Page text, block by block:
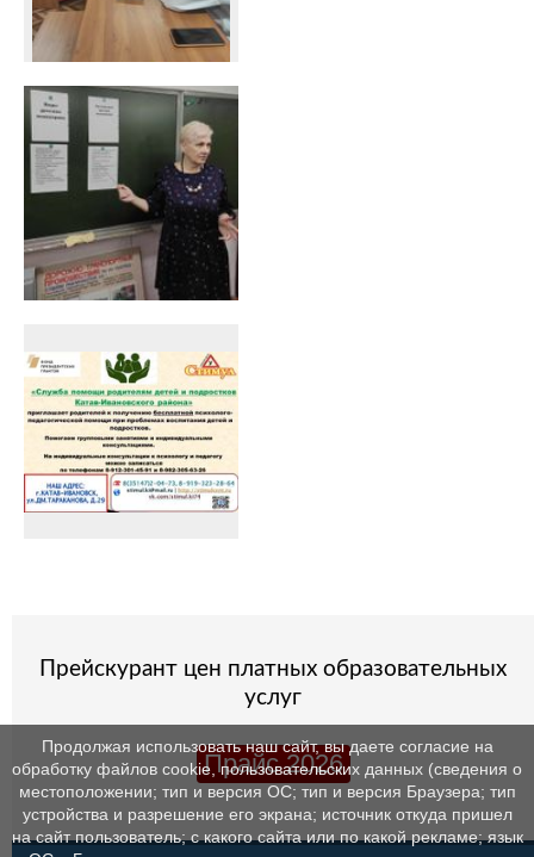
Прейскурант цен платных образовательных
услуг
Прайс 2026
Продолжая использовать наш сайт, вы даете согласие на
обработку файлов cookie, пользовательских данных (сведения о
местоположении; тип и версия ОС; тип и версия Браузера; тип
устройства и разрешение его экрана; источник откуда пришел
на сайт пользователь; с какого сайта или по какой рекламе; язык